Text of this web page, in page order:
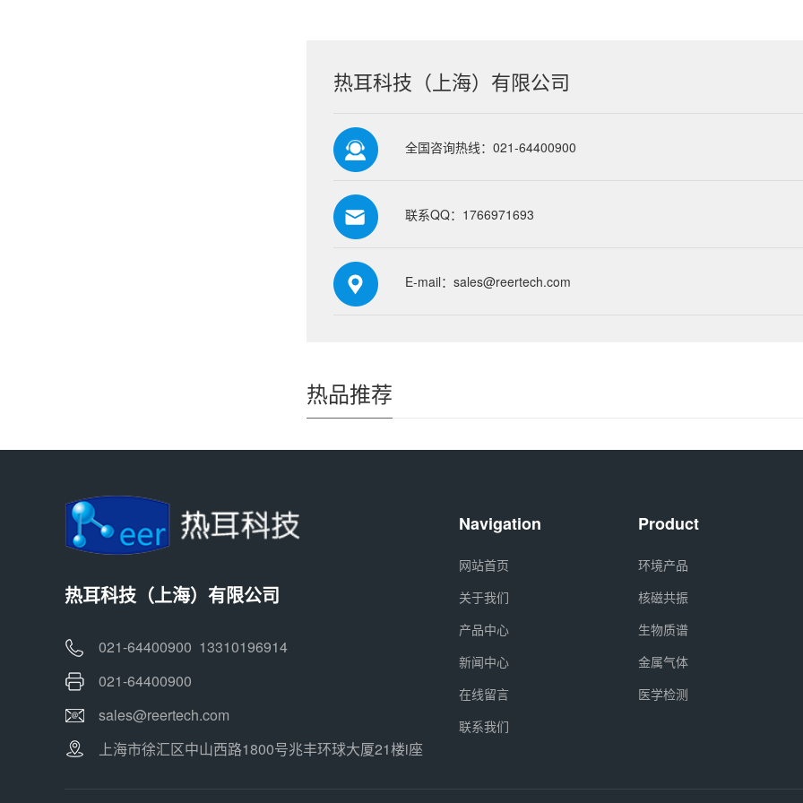
热耳科技（上海）有限公司
全国咨询热线：021-64400900
联系QQ：1766971693
E-mail：sales@reertech.com
热品推荐
热耳科技（上海）有限公司
021-64400900 13310196914
021-64400900
sales@reertech.com
上海市徐汇区中山西路1800号兆丰环球大厦21楼i座
Navigation
网站首页
关于我们
产品中心
新闻中心
在线留言
联系我们
Product
环境产品
核磁共振
生物质谱
金属气体
医学检测